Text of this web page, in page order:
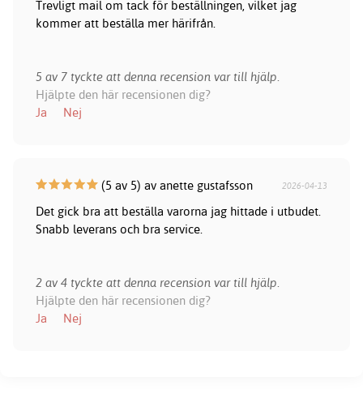
Trevligt mail om tack för beställningen, vilket jag
kommer att beställa mer härifrån.
5 av 7 tyckte att denna recension var till hjälp.
Hjälpte den här recensionen dig?
Ja
Nej
(5 av 5) av anette gustafsson 2026-04-13
Det gick bra att beställa varorna jag hittade i utbudet.
Snabb leverans och bra service.
2 av 4 tyckte att denna recension var till hjälp.
Hjälpte den här recensionen dig?
Ja
Nej